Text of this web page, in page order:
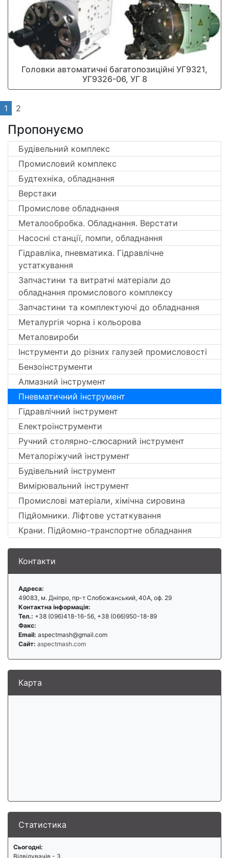
Головки автоматичні багатопозиційні УГ9321,
УГ9326-06, УГ 8
1 2
Пропонуємо
Будівельний комплекс
Промисловий комплекс
Будтехніка, обладнання
Верстаки
Промислове обладнання
Металообробка. Обладнання. Верстати
Насосні станції, помпи, обладнання
Гідравліка, пневматика. Гідравлічне
устаткування
Запчастини та витратні матеріали до
обладнання промислового комплексу
Запчастини та комплектуючі до обладнання
Металургія чорна і кольорова
Металовироби
Інструменти до різних галузей промисловості
Бензоінструменти
Алмазний інструмент
Пневматичний інструмент
Гідравлічний інструмент
Електроінструменти
Ручний столярно-слюсарний інструмент
Металоріжучий інструмент
Будівельний інструмент
Вимірювальний інструмент
Промислові матеріали, хімічна сировина
Підйомники. Ліфтове устаткування
Крани. Підйомно-транспортне обладнання
Контакти
Адреса:
49083, м. Дніпро, пр-т Слобожанський, 40А, оф. 29
Контактна інформація:
Тел.: +38 (096)418-16-56, +38 (066)950-18-89
Факс:
Email: aspectmash@gmail.com
Сайт: aspectmash.com
Карта
Статистика
Сьогодні:
Відвідувачів - 3